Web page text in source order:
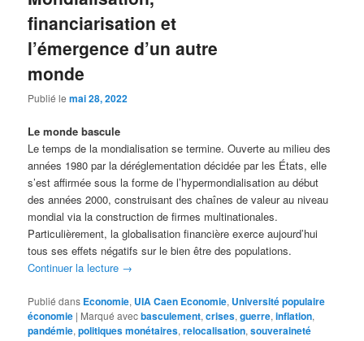
financiarisation et
l’émergence d’un autre
monde
Publié lemai 28, 2022
Le monde bascule
Le temps de la mondialisation se termine. Ouverte au milieu des
années 1980 par la déréglementation décidée par les États, elle
s’est affirmée sous la forme de l’hypermondialisation au début
des années 2000, construisant des chaînes de valeur au niveau
mondial via la construction de firmes multinationales.
Particulièrement, la globalisation financière exerce aujourd’hui
tous ses effets négatifs sur le bien être des populations.
Continuer la lecture →
Publié dans Economie, UIA Caen Economie, Université populaire
économie | Marqué avecbasculement,crises,guerre,inflation,
pandémie,politiques monétaires,relocalisation,souveraineté